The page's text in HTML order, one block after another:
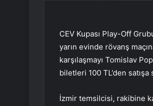
CEV Kupası Play-Off
yarın evinde rövanş
karşılaşmayı Tomislav
biletleri 100 TL’den satışa
İzmir temsilcisi, rakibine